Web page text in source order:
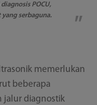
POCU,
serbaguna.
memerlukan
beberapa
jalur diagnostik